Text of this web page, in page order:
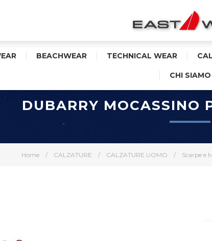
BEACHWEAR TECHNICAL WEAR
CHI SIAMO
Home / CALZATURE / CALZATURE UOMO / Scarpe e
DUBARRY MOCASSINO